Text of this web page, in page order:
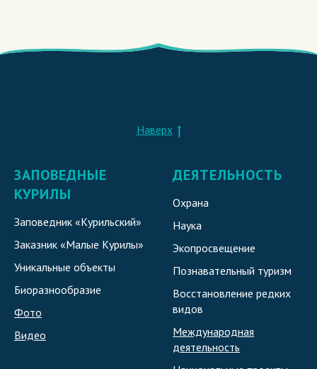
Наверх
ЗАПОВЕДНЫЕ
КУРИЛЫ
Заповедник «Курильский»
Заказник «Малые Курилы»
Уникальные объекты
Биоразнообразие
Фото
Видео
ДЕЯТЕЛЬНОСТЬ
Охрана
Наука
Экопросвещение
Познавательный туризм
Восстановление редких
видов
Международная
деятельность